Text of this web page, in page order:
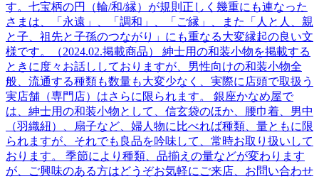
す。七宝柄の円（輪/和/縁）が規則正しく幾重にも連なった
さまは、「永遠」、「調和」、「ご縁」、また「人と人、親
と子、祖先と子孫のつながり」にも重なる大変縁起の良い文
様です。（2024.02.掲載商品） 紳士用の和装小物を掲載する
ときに度々お話ししておりますが、男性向けの和装小物全
般、流通する種類も数量も大変少なく、実際に店頭で取扱う
実店舗（専門店）はさらに限られます。 銀座かなめ屋で
は、紳士用の和装小物として、信玄袋のほか、腰巾着、男中
（羽織紐）、扇子など、婦人物に比べれば種類、量ともに限
られますが、それでも良品を吟味して、常時お取り扱いして
おります。 季節により種類、品揃えの量などが変わります
が、ご興味のある方はどうぞお気軽にご来店、お問い合わせ